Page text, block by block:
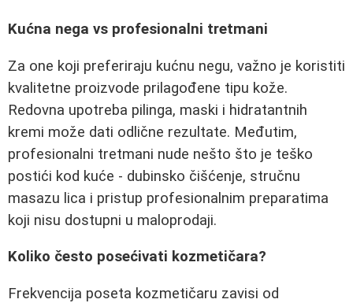
Kućna nega vs profesionalni tretmani
Za one koji preferiraju kućnu negu, važno je koristiti
kvalitetne proizvode prilagođene tipu kože.
Redovna upotreba pilinga, maski i hidratantnih
kremi može dati odlične rezultate. Međutim,
profesionalni tretmani nude nešto što je teško
postići kod kuće - dubinsko čišćenje, stručnu
masazu lica i pristup profesionalnim preparatima
koji nisu dostupni u maloprodaji.
Koliko često posećivati kozmetičara?
Frekvencija poseta kozmetičaru zavisi od